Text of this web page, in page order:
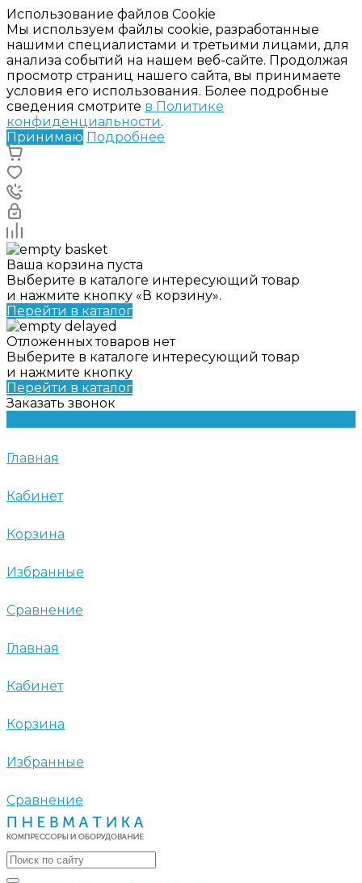
Использование файлов Cookie
Мы используем файлы cookie, разработанные
нашими специалистами и третьими лицами, для
анализа событий на нашем веб-сайте. Продолжая
просмотр страниц нашего сайта, вы принимаете
условия его использования. Более подробные
сведения смотрите в Политике
конфиденциальности.
Принимаю Подробнее
Ваша корзина пуста
Выберите в каталоге интересующий товар
и нажмите кнопку «В корзину».
Перейти в каталог
Отложенных товаров нет
Выберите в каталоге интересующий товар
и нажмите кнопку
Перейти в каталог
Заказать звонок
Главная
Кабинет
Корзина
Избранные
Сравнение
Главная
Кабинет
Корзина
Избранные
Сравнение